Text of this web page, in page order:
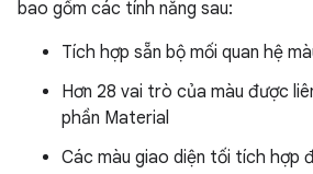
bao gồm các tính năng sau:
Tích hợp sẵn bộ mối quan hệ
Hơn 28 vai trò của màu được
phần Material
Các màu giao diện tối tích hợp